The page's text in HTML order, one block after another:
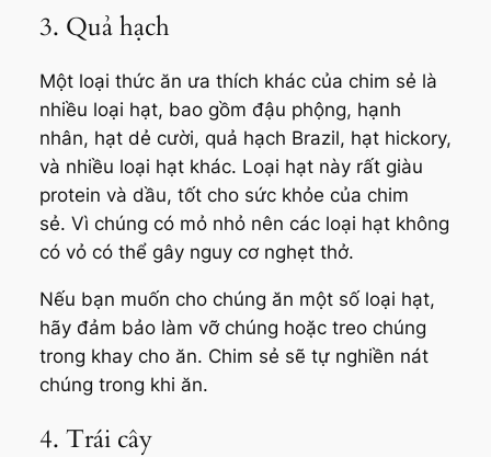
3. Quả hạch
Một loại thức ăn ưa thích khác của chim sẻ là
nhiều loại hạt, bao gồm đậu phộng, hạnh
nhân, hạt dẻ cười, quả hạch Brazil, hạt hickory,
và nhiều loại hạt khác. Loại hạt này rất giàu
protein và dầu, tốt cho sức khỏe của chim
sẻ. Vì chúng có mỏ nhỏ nên các loại hạt không
có vỏ có thể gây nguy cơ nghẹt thở.
Nếu bạn muốn cho chúng ăn một số loại hạt,
hãy đảm bảo làm vỡ chúng hoặc treo chúng
trong khay cho ăn. Chim sẻ sẽ tự nghiền nát
chúng trong khi ăn.
4. Trái cây